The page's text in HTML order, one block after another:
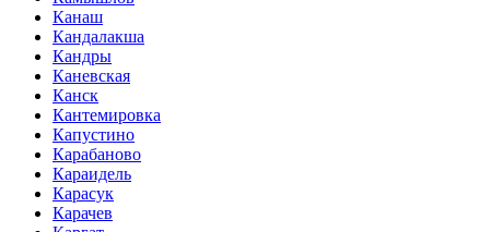
Канаш
Кандалакша
Кандры
Каневская
Канск
Кантемировка
Капустино
Карабаново
Караидель
Карасук
Карачев